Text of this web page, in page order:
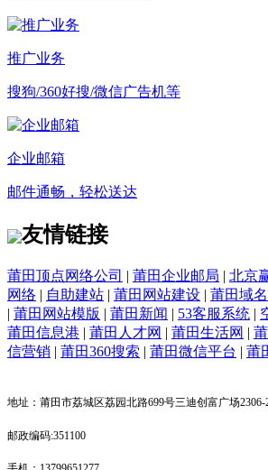
推广业务
搜狗/360好搜/微信广告机等
企业邮箱
邮件通畅，轻松送达
友情链接
莆田顶点网络公司 | 莆田企业邮局 | 北京
网络 | 自助建站 | 莆田网站建设 | 莆田域
| 莆田网站模版 | 莆田新闻 | 53客服系统 |
莆田信息港 | 莆田人才网 | 莆田生活网 |
信营销 | 莆田360搜索 | 莆田微信平台 | 莆
地址：莆田市荔城区荔园北路699号三迪创富广场2306-
邮政编码:351100